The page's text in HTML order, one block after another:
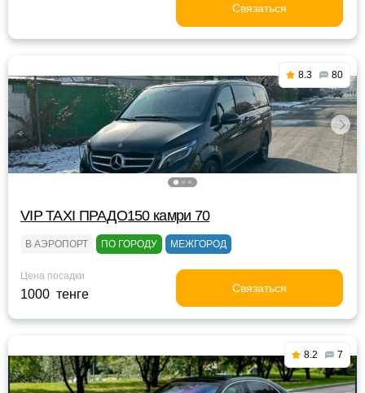
Связаться
8.3 80
VIP TAXI ПРАДО150 камри 70
В АЭРОПОРТ ПО ГОРОДУ МЕЖГОРОД
Цена посадки
1000 тенге Связаться
8.2 7